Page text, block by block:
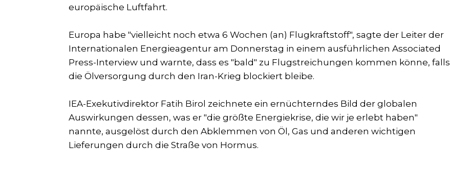
europäische Luftfahrt.
Europa habe "vielleicht noch etwa 6 Wochen (an) Flugkraftstoff", sagte der Leiter der
Internationalen Energieagentur am Donnerstag in einem ausführlichen Associated
Press-Interview und warnte, dass es "bald" zu Flugstreichungen kommen könne, falls
die Ölversorgung durch den Iran-Krieg blockiert bleibe.
IEA-Exekutivdirektor Fatih Birol zeichnete ein ernüchterndes Bild der globalen
Auswirkungen dessen, was er "die größte Energiekrise, die wir je erlebt haben"
nannte, ausgelöst durch den Abklemmen von Öl, Gas und anderen wichtigen
Lieferungen durch die Straße von Hormus.